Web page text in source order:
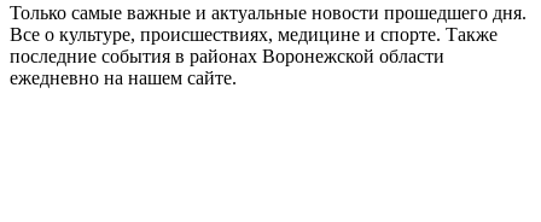
Только самые важные и актуальные новости прошедшего дня.
Все о культуре, происшествиях, медицине и спорте. Также
последние события в районах Воронежской области
ежедневно на нашем сайте.